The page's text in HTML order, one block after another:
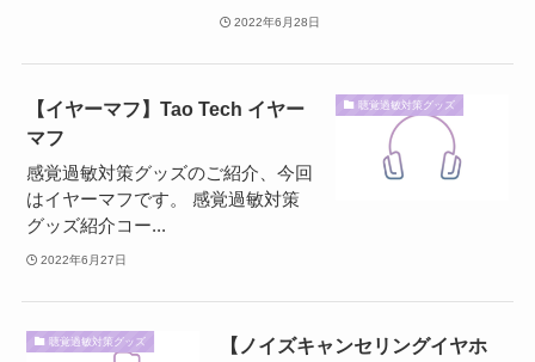
2022年6月28日
聴覚過敏対策グッズ
【イヤーマフ】Tao Tech イヤー
マフ
感覚過敏対策グッズのご紹介、今回
はイヤーマフです。 感覚過敏対策
グッズ紹介コー...
2022年6月27日
聴覚過敏対策グッズ
【ノイズキャンセリングイヤホ